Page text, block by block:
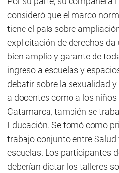
consideró que el marco
tiene el país sobre
explicitación de derechos
bien amplio y garante de
ingreso a escuelas y
debatir sobre la sexualidad
a docentes como a los niños
Catamarca, también se
Educación. Se tomó como
trabajo conjunto entre Salud
escuelas. Los participantes
deberían dictar los talleres